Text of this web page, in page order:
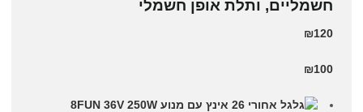
חשמליים, ותלת אופן חשמלי
₪120
₪100